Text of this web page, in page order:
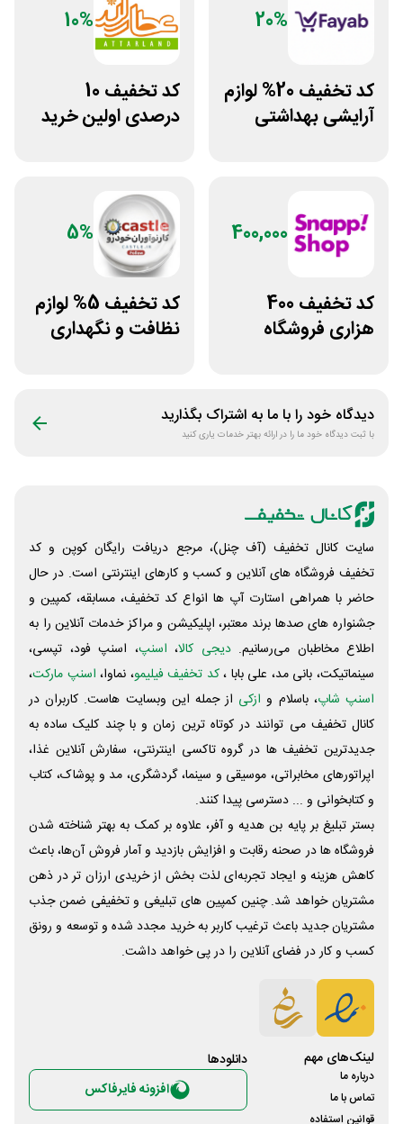
20%
کد تخفیف 20% لوازم
آرایشی بهداشتی
10%
کد تخفیف 10
درصدی اولین خرید
400,000
کد تخفیف 400
هزاری فروشگاه
5%
کد تخفیف 5% لوازم
نظافت و نگهداری
دیدگاه خود را با ما به اشتراک بگذارید
با ثبت دیدگاه خود ما را در ارائه بهتر خدمات یاری کنید
سایت کانال تخفیف (آف چنل)، مرجع دریافت رایگان کوپن و کد
تخفیف فروشگاه های آنلاین و کسب و‌ کارهای اینترنتی است. در حال
حاضر با همراهی استارت آپ ها انواع کد تخفیف، مسابقه، کمپین و
جشنواره های صدها برند معتبر، اپلیکیشن و مراکز خدمات آنلاین را به
اطلاع مخاطبان می‌رسانیم. دیجی کالا، اسنپ، اسنپ فود، تپسی،
سینماتیکت، بانی مد، علی‌ بابا ،کد تخفیف فیلیمو، نماوا، اسنپ مارکت،
اسنپ شاپ، باسلام و ازکی از جمله این وبسایت ‌هاست. کاربران در
کانال تخفیف می توانند در کوتاه ترین زمان و با چند کلیک ساده به
جدیدترین تخفیف ها در گروه تاکسی اینترنتی، سفارش آنلاین غذا،
اپراتورهای مخابراتی، موسیقی و سینما، گردشگری، مد و پوشاک، کتاب
و کتابخوانی و ... دسترسی پیدا کنند.
بستر تبلیغ بر پایه بن هدیه و آفر، علاوه بر کمک به بهتر شناخته شدن
فروشگاه ها در صحنه رقابت و افزایش بازدید و آمار فروش آن‌ها، باعث
کاهش هزینه و ایجاد تجربه‌ای لذت بخش از خریدی ارزان تر در ذهن
مشتریان خواهد شد. چنین کمپین های تبلیغی و تخفیفی ضمن جذب
مشتریان جدید باعث ترغیب کاربر به خرید مجدد شده و توسعه و رونق
کسب و کار در فضای آنلاین را در پی خواهد داشت.
لینک‌های مهم
درباره ما
تماس با ما
قوانین استفاده
دانلود‌ها
افزونه فایرفاکس